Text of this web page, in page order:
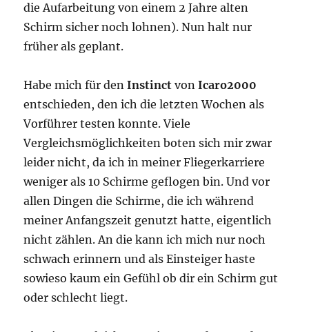
die Aufarbeitung von einem 2 Jahre alten
Schirm sicher noch lohnen). Nun halt nur
früher als geplant.
Habe mich für denInstinctvonIcaro2000
entschieden, den ich die letzten Wochen als
Vorführer testen konnte. Viele
Vergleichsmöglichkeiten boten sich mir zwar
leider nicht, da ich in meiner Fliegerkarriere
weniger als 10 Schirme geflogen bin. Und vor
allen Dingen die Schirme, die ich während
meiner Anfangszeit genutzt hatte, eigentlich
nicht zählen. An die kann ich mich nur noch
schwach erinnern und als Einsteiger haste
sowieso kaum ein Gefühl ob dir ein Schirm gut
oder schlecht liegt.